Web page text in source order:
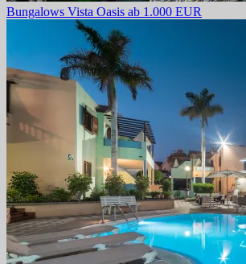
Bungalows Vista Oasis ab 1.000 EUR